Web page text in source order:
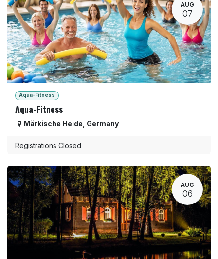
AUG
07
Aqua-Fitness
Aqua-Fitness
Märkische Heide Germany
Registrations Closed
AUG
06